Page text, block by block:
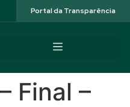
Portal da Transparência
Final –